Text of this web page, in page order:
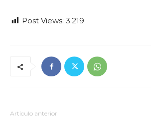
Post Views: 3.219
Artículo anterior